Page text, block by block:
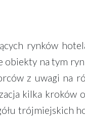
rynków
obiekty na tym
z uwagi na
kilka kroków
trójmiejskich